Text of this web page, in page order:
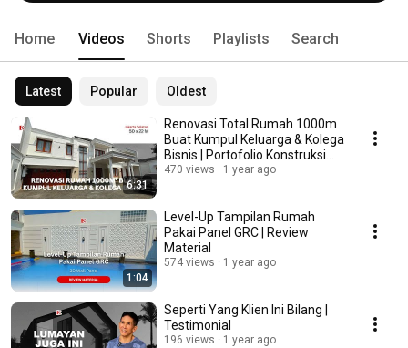
Home Videos Shorts Playlists Search
Latest Popular Oldest
6:31
Renovasi Total Rumah 1000m
Buat Kumpul Keluarga & Kolega
Bisnis | Portofolio Konstruksi
Bangunan
470 views 1 year ago
1:04
Level-Up Tampilan Rumah
Pakai Panel GRC | Review
Material
574 views 1 year ago
Seperti Yang Klien Ini Bilang |
Testimonial
196 views 1 year ago